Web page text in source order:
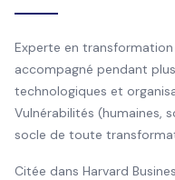
Experte en
accompagné pendant
technologiques et
Vulnérabilités (humaines,
socle de toute
Citée dans Harvard